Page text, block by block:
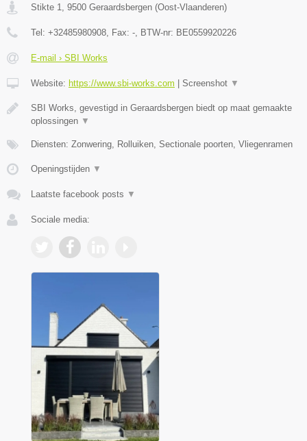
Stikte 1, 9500 Geraardsbergen (Oost-Vlaanderen)
Tel: +32485980908, Fax: -, BTW-nr: BE0559920226
E-mail › SBI Works
Website: https://www.sbi-works.com Screenshot ▼
SBI Works, gevestigd in Geraardsbergen biedt op maat gemaakte
oplossingen ▼
Diensten: Zonwering, Rolluiken, Sectionale poorten, Vliegenramen
Openingstijden ▼
Laatste facebook posts ▼
Sociale media: